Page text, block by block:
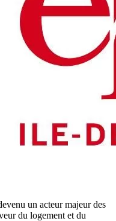
un acteur majeur des
du logement et du